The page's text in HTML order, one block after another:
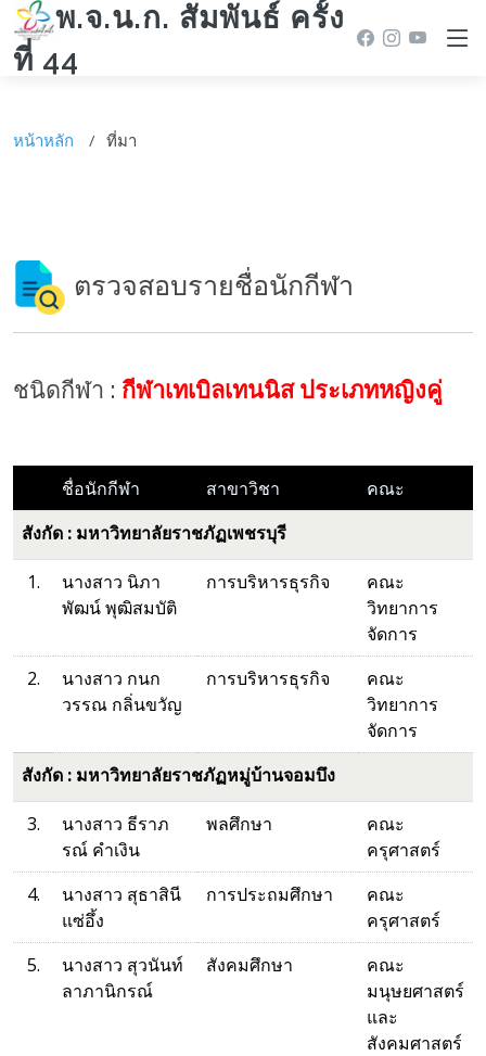
พ.จ.น.ก. สัมพันธ์ ครั้ง
ที่ 44
หน้าหลัก ที่มา
ตรวจสอบรายชื่อนักกีฬา
ชนิดกีฬา : กีฬาเทเบิลเทนนิส ประเภทหญิงคู่
ชื่อนักกีฬา สาขาวิชา
คณะ
สังกัด : มหาวิทยาลัยราชภัฏเพชรบุรี
1.
นางสาว นิภา
พัฒน์ พุฒิสมบัติ
การบริหารธุรกิจ
คณะ
วิทยาการ
จัดการ
2.
นางสาว กนก
วรรณ กลิ่นขวัญ
การบริหารธุรกิจ
คณะ
วิทยาการ
จัดการ
สังกัด : มหาวิทยาลัยราชภัฏหมู่บ้านจอมบึง
3.
นางสาว ธีราภ
รณ์ คำเงิน
พลศึกษา
คณะ
ครุศาสตร์
4.
นางสาว สุธาสินี
แซ่อึ้ง
การประถมศึกษา
คณะ
ครุศาสตร์
5.
นางสาว สุวนันท์
ลาภานิกรณ์
สังคมศึกษา
คณะ
มนุษยศาสตร์
และ
สังคมศาสตร์